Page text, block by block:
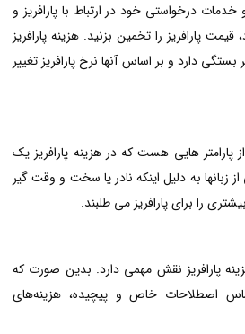
خدمات درخواستی خود در ارتباط با پارافریز و
پارافریز را تخمین بزنید. هزینه پارافریز
دارد و بر اساس آنها نرخ پارافریز تغییر
پارامتر هایی هست که در هزینه پارافریز یک
زبانها به دلیل اینکه نادر یا سخت و وقت گیر
را برای پارافریز می طلبند.
پارافریز نقش مهمی دارد. بدین صورت که
اصطلاحات خاص و پیچیده، هزینه‌های